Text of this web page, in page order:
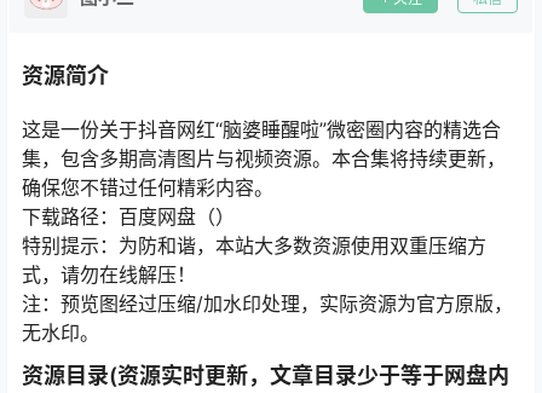
资源简介
这是一份关于抖音网红“脑婆睡醒啦”微密圈内容的精选合
集，包含多期高清图片与视频资源。本合集将持续更新，
确保您不错过任何精彩内容。
下载路径：百度网盘（）
特别提示：为防和谐，本站大多数资源使用双重压缩方
式，请勿在线解压！
注：预览图经过压缩/加水印处理，实际资源为官方原版，
无水印。
资源目录(资源实时更新，文章目录少于等于网盘内